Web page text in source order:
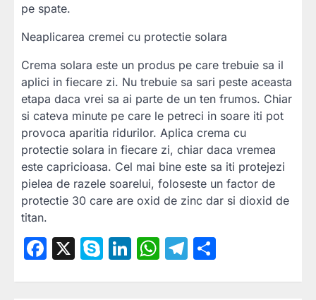
pe spate.
Neaplicarea cremei cu protectie solara
Crema solara este un produs pe care trebuie sa il
aplici in fiecare zi. Nu trebuie sa sari peste aceasta
etapa daca vrei sa ai parte de un ten frumos. Chiar
si cateva minute pe care le petreci in soare iti pot
provoca aparitia ridurilor. Aplica crema cu
protectie solara in fiecare zi, chiar daca vremea
este capricioasa. Cel mai bine este sa iti protejezi
pielea de razele soarelui, foloseste un factor de
protectie 30 care are oxid de zinc dar si dioxid de
titan.
Facebook
X Skype
LinkedIn
WhatsApp
Telegram